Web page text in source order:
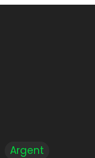
Argent